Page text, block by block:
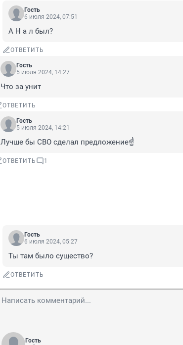
Гость
6 июля 2024, 07:51
А Н а л был?
ОТВЕТИТЬ
Гость
5 июля 2024, 14:27
Что за унит
ОТВЕТИТЬ
Гость
5 июля 2024, 14:21
Лучше бы СВО сделал предложение☝️
ОТВЕТИТЬ 1
Гость
6 июля 2024, 05:27
Ты там было существо?
ОТВЕТИТЬ
Гость